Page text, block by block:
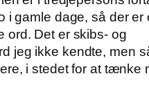
i gamle dage, så der er
ord. Det er skibs- og
jeg ikke kendte, men
i stedet for at tænke